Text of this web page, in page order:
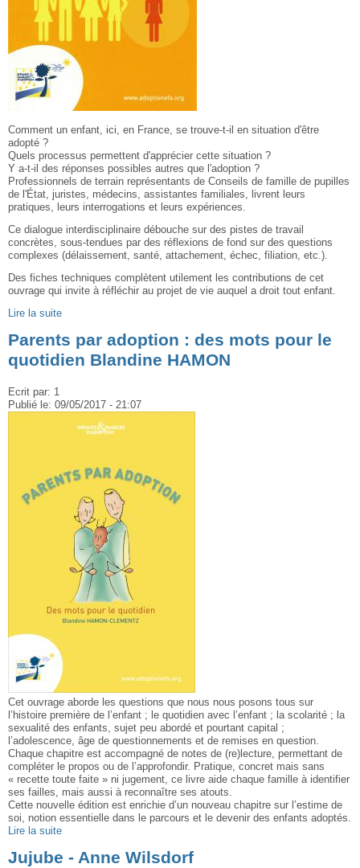
Comment un enfant, ici, en France, se trouve-t-il en situation d'être
adopté ?
Quels processus permettent d'apprécier cette situation ?
Y a-t-il des réponses possibles autres que l'adoption ?
Professionnels de terrain représentants de Conseils de famille de pupilles
de l'État, juristes, médecins, assistantes familiales, livrent leurs
pratiques, leurs interrogations et leurs expériences.
Ce dialogue interdisciplinaire débouche sur des pistes de travail
concrètes, sous-tendues par des réflexions de fond sur des questions
complexes (délaissement, santé, attachement, échec, filiation, etc.).
Des fiches techniques complètent utilement les contributions de cet
ouvrage qui invite à réfléchir au projet de vie auquel a droit tout enfant.
Lire la suite
Parents par adoption : des mots pour le
quotidien Blandine HAMON
Ecrit par: 1
Publié le: 09/05/2017 - 21:07
Cet ouvrage aborde les questions que nous nous posons tous sur
l’histoire première de l’enfant ; le quotidien avec l’enfant ; la scolarité ; la
sexualité des enfants, sujet peu abordé et pourtant capital ;
l’adolescence, âge de questionnements et de remises en question.
Chaque chapitre est accompagné de notes de (re)lecture, permettant de
compléter le propos ou de l’approfondir. Pratique, concret mais sans
« recette toute faite » ni jugement, ce livre aide chaque famille à identifier
ses failles, mais aussi à reconnaître ses atouts.
Cette nouvelle édition est enrichie d’un nouveau chapitre sur l’estime de
soi, notion essentielle dans le parcours et le devenir des enfants adoptés.
Lire la suite
Jujube - Anne Wilsdorf